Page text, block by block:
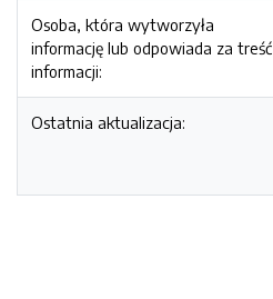
Osoba, która wytworzyła
informację lub odpowiada za treść
informacji:
Ostatnia aktualizacja: